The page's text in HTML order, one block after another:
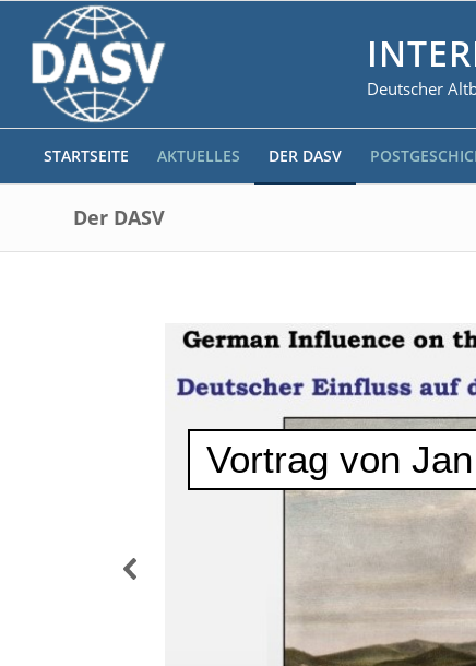
Deutscher
STARTSEITE AKTUELLES DER DASV
Der DASV
Vortrag von